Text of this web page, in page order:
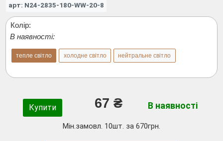
арт: N24-2835-180-WW-20-8
Колір:
В наявності:
тепле світло холодне світло нейтральне світло
Купити 67 ₴ В наявності
Мін.замовл. 10шт. за 670грн.